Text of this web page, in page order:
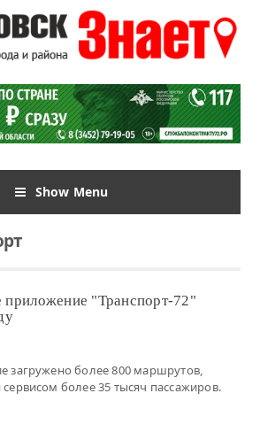
Show Menu
"Транспорт-72"
загружено более 800 маршрутов,
более 35 тысяч пассажиров.